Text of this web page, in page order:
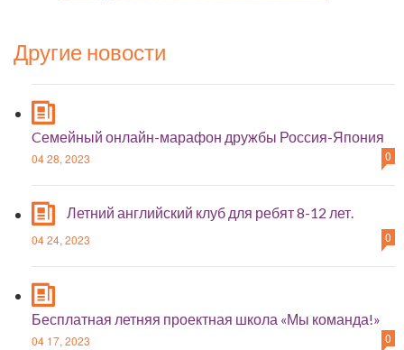
Другие новости
Cемейный онлайн-марафон дружбы Россия-Япония
04 28, 2023 0
Летний английский клуб для ребят 8-12 лет.
04 24, 2023 0
Бесплатная летняя проектная школа «Мы команда!»
04 17, 2023 0